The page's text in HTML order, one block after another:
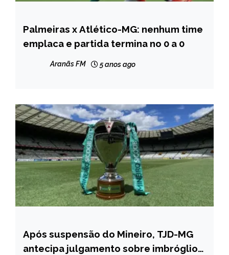
ESPORTES
Palmeiras x Atlético-MG: nenhum time
emplaca e partida termina no 0 a 0
Aranãs FM 5 anos ago
ESPORTES
Após suspensão do Mineiro, TJD-MG
antecipa julgamento sobre imbróglio